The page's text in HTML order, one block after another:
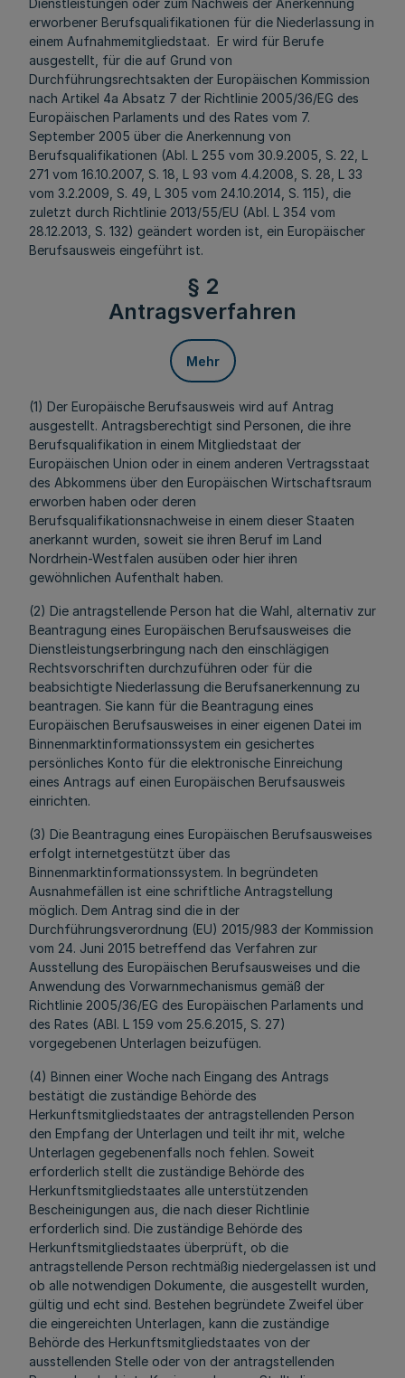
Dienstleistungen oder zum Nachweis der Anerkennung
erworbener Berufsqualifikationen für die Niederlassung in
einem Aufnahmemitgliedstaat. Er wird für Berufe
ausgestellt, für die auf Grund von
Durchführungsrechtsakten der Europäischen Kommission
nach Artikel 4a Absatz 7 der Richtlinie 2005/36/EG des
Europäischen Parlaments und des Rates vom 7.
September 2005 über die Anerkennung von
Berufsqualifikationen (Abl. L 255 vom 30.9.2005, S. 22, L
271 vom 16.10.2007, S. 18, L 93 vom 4.4.2008, S. 28, L 33
vom 3.2.2009, S. 49, L 305 vom 24.10.2014, S. 115), die
zuletzt durch Richtlinie 2013/55/EU (Abl. L 354 vom
28.12.2013, S. 132) geändert worden ist, ein Europäischer
Berufsausweis eingeführt ist.
§ 2
Antragsverfahren
Mehr
(1) Der Europäische Berufsausweis wird auf Antrag
ausgestellt. Antragsberechtigt sind Personen, die ihre
Berufsqualifikation in einem Mitgliedstaat der
Europäischen Union oder in einem anderen Vertragsstaat
des Abkommens über den Europäischen Wirtschaftsraum
erworben haben oder deren
Berufsqualifikationsnachweise in einem dieser Staaten
anerkannt wurden, soweit sie ihren Beruf im Land
Nordrhein-Westfalen ausüben oder hier ihren
gewöhnlichen Aufenthalt haben.
(2) Die antragstellende Person hat die Wahl, alternativ zur
Beantragung eines Europäischen Berufsausweises die
Dienstleistungserbringung nach den einschlägigen
Rechtsvorschriften durchzuführen oder für die
beabsichtigte Niederlassung die Berufsanerkennung zu
beantragen. Sie kann für die Beantragung eines
Europäischen Berufsausweises in einer eigenen Datei im
Binnenmarktinformationssystem ein gesichertes
persönliches Konto für die elektronische Einreichung
eines Antrags auf einen Europäischen Berufsausweis
einrichten.
(3) Die Beantragung eines Europäischen Berufsausweises
erfolgt internetgestützt über das
Binnenmarktinformationssystem. In begründeten
Ausnahmefällen ist eine schriftliche Antragstellung
möglich. Dem Antrag sind die in der
Durchführungsverordnung (EU) 2015/983 der Kommission
vom 24. Juni 2015 betreffend das Verfahren zur
Ausstellung des Europäischen Berufsausweises und die
Anwendung des Vorwarnmechanismus gemäß der
Richtlinie 2005/36/EG des Europäischen Parlaments und
des Rates (ABl. L 159 vom 25.6.2015, S. 27)
vorgegebenen Unterlagen beizufügen.
(4) Binnen einer Woche nach Eingang des Antrags
bestätigt die zuständige Behörde des
Herkunftsmitgliedstaates der antragstellenden Person
den Empfang der Unterlagen und teilt ihr mit, welche
Unterlagen gegebenenfalls noch fehlen. Soweit
erforderlich stellt die zuständige Behörde des
Herkunftsmitgliedstaates alle unterstützenden
Bescheinigungen aus, die nach dieser Richtlinie
erforderlich sind. Die zuständige Behörde des
Herkunftsmitgliedstaates überprüft, ob die
antragstellende Person rechtmäßig niedergelassen ist und
ob alle notwendigen Dokumente, die ausgestellt wurden,
gültig und echt sind. Bestehen begründete Zweifel über
die eingereichten Unterlagen, kann die zuständige
Behörde des Herkunftsmitgliedstaates von der
ausstellenden Stelle oder von der antragstellenden